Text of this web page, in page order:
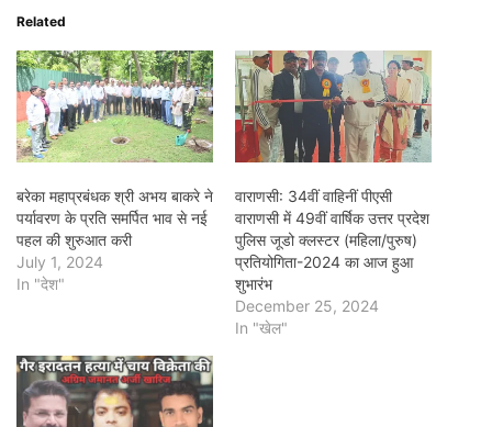
Related
बरेका महाप्रबंधक श्री अभय बाकरे ने
पर्यावरण के प्रति समर्पित भाव से नई
पहल की शुरुआत करी
July 1, 2024
In "देश"
वाराणसी: 34वीं वाहिनीं पीएसी
वाराणसी में 49वीं वार्षिक उत्तर प्रदेश
पुलिस जूडो क्लस्टर (महिला/पुरुष)
प्रतियोगिता-2024 का आज हुआ
शुभारंभ
December 25, 2024
In "खेल"